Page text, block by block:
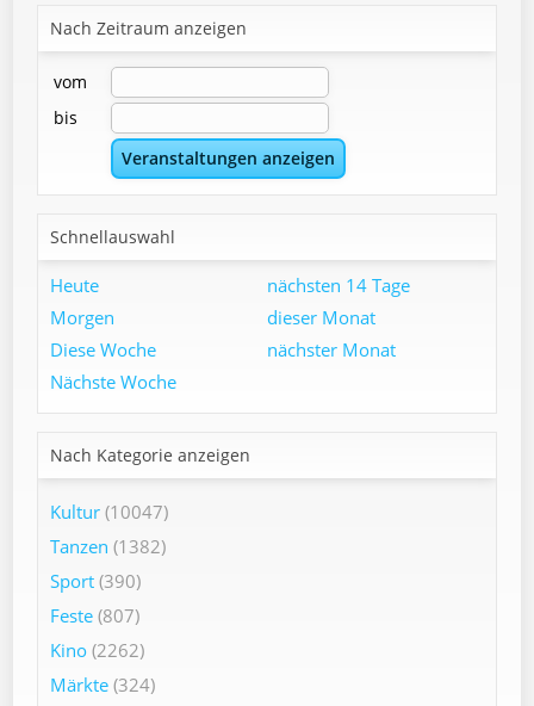
Nach Zeitraum anzeigen
vom
bis
Schnellauswahl
Heute
Morgen
Diese Woche
Nächste Woche
nächsten 14 Tage
dieser Monat
nächster Monat
Nach Kategorie anzeigen
Kultur (10047)
Tanzen (1382)
Sport (390)
Feste (807)
Kino (2262)
Märkte (324)